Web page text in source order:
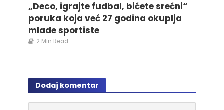
„Deco, igrajte fudbal, bićete srećni“
poruka koja već 27 godina okuplja
mlade sportiste
2 Min Read
Dodaj komentar